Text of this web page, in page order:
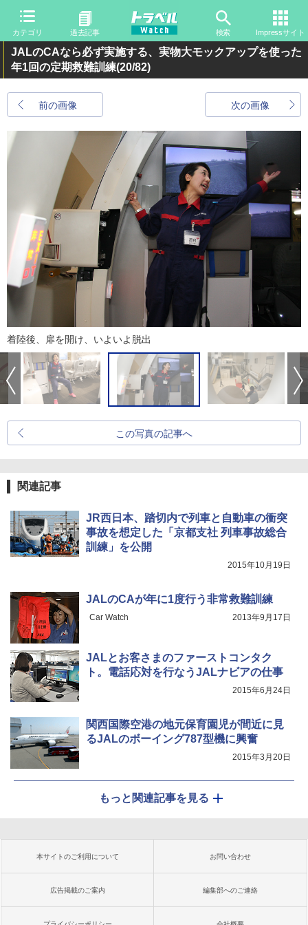
カテゴリ 過去記事 検索 Impressサイト
JALのCAなら必ず実施する、実物大モックアップを使った
年1回の定期救難訓練(20/82)
前の画像 次の画像
着陸後、扉を開け、いよいよ脱出
この写真の記事へ
関連記事
JR西日本、踏切内で列車と自動車の衝突
事故を想定した「京都支社 列車事故総合
訓練」を公開
2015年10月19日
JALのCAが年に1度行う非常救難訓練
Car Watch 2013年9月17日
JALとお客さまのファーストコンタク
ト。電話応対を行なうJALナビアの仕事
2015年6月24日
関西国際空港の地元保育園児が間近に見
るJALのボーイング787型機に興奮
2015年3月20日
もっと関連記事を見る
本サイトのご利用について お問い合わせ
広告掲載のご案内 編集部へのご連絡